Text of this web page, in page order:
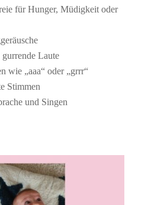
für Hunger, Müdigkeit oder
gurrende Laute
wie „aaa“ oder „grrr“
Stimmen
und Singen